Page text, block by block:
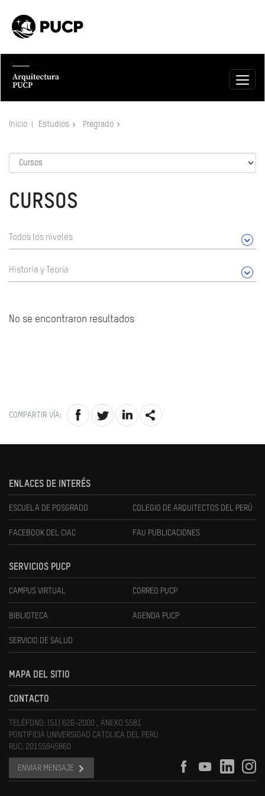
Inicio Estudios Pregrado
CURSOS
Todos los niveles
Historia y Teoría
No se encontraron resultados
COMPARTIR VÍA:
ENLACES DE INTERÉS
ESCUELA DE POSGRADO COLEGIO DE ARQUITECTOS DEL PERÚ
FACEBOOK DEL CIAC FAU PUBLICACIONES
SERVICIOS PUCP
CAMPUS VIRTUAL CORREO PUCP
BIBLIOTECA AGENDA PUCP
SERVICIO DE SALUD
MAPA DEL SITIO
CONTACTO
TELÉFONO: (51) 626-2000 , ANEXO 5581
PONTIFICIA UNIVERSIDAD CATOLICA DEL PERU
RUC: 20155945860
ENVIAR MENSAJE